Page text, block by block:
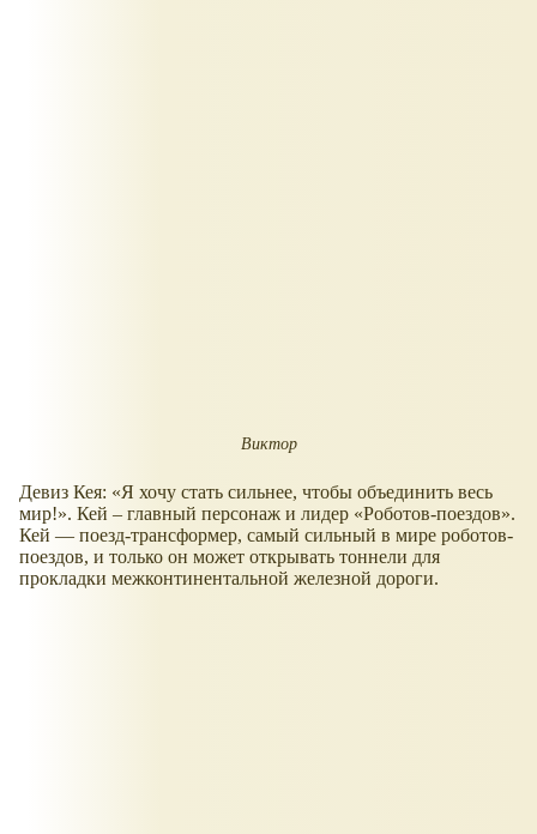
Виктор
Девиз Кея: «Я хочу стать сильнее, чтобы объединить весь
мир!». Кей – главный персонаж и лидер «Роботов-поездов».
Кей — поезд-трансформер, самый сильный в мире роботов-
поездов, и только он может открывать тоннели для
прокладки межконтинентальной железной дороги.